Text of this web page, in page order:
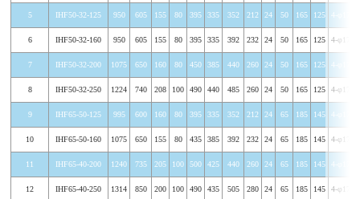
5 IHF50-32-125 950 605 155 80 395 335 352 212 24 50 165 125 4-φ17.5
6 IHF50-32-160 950 605 155 80 395 335 392 232 24 50 165 125 4-φ17.5
7 IHF50-32-200 1075 650 160 80 450 385 440 260 24 50 165 125 4-φ17.5
8 IHF50-32-250 1224 740 208 100 490 440 485 260 24 50 165 125 4-φ17.5
9 IHF65-50-125 995 600 160 80 395 335 352 212 24 65 185 145 4-φ17.5
10 IHF65-50-160 1075 650 155 80 435 385 392 232 24 65 185 145 4-φ17.5
11 IHF65-40-200 1240 735 205 100 500 425 440 260 24 65 185 145 4-φ17.5
12 IHF65-40-250 1314 850 200 100 490 435 505 280 24 65 185 145 4-φ17.5